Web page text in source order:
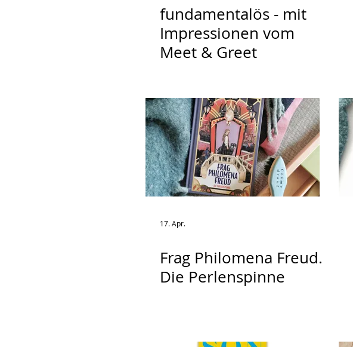
fundamentalös - mit
Impressionen vom
Meet & Greet
17. Apr.
Frag Philomena Freud.
Die Perlenspinne